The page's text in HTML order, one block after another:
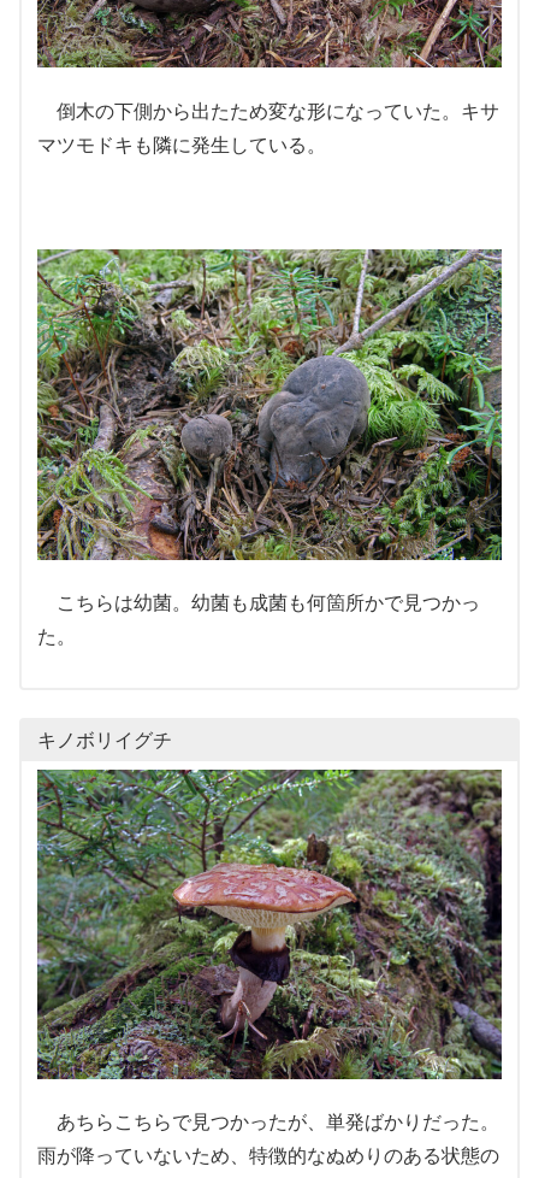
倒木の下側から出たため変な形になっていた。キサ
マツモドキも隣に発生している。
こちらは幼菌。幼菌も成菌も何箇所かで見つかっ
た。
キノボリイグチ
あちらこちらで見つかったが、単発ばかりだった。
雨が降っていないため、特徴的なぬめりのある状態の